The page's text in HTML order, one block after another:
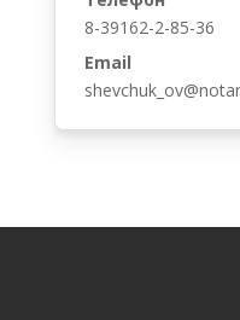
8-39162-2-85-36
Email